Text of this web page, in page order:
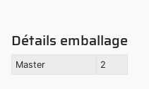
Détails emballage
Master 2